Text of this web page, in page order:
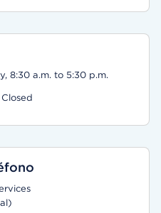
8:30 a.m. to 5:30 p.m.